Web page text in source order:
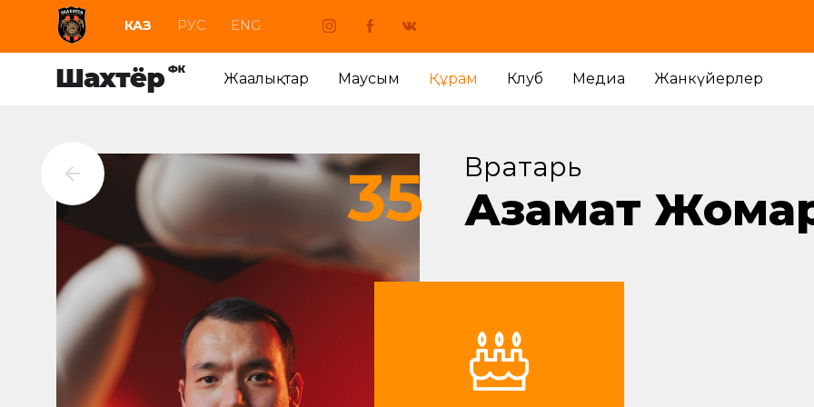
КАЗ РУС ENG
Жаңалықтар Маусым Құрам Клуб Медиа Жанкүйерлер
35 Вратарь
Азамат